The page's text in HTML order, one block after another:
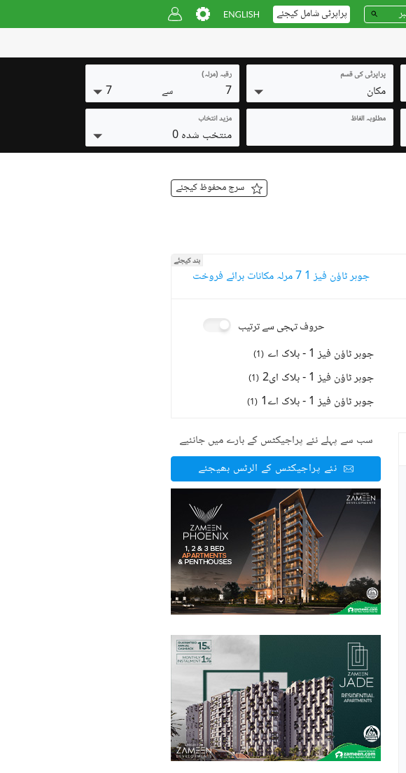
پراپرٹی شامل کیجئے
پراپرٹی کی قسم
مکان
رقبہ (مرلہ)
7 سے 7
مطلوبہ الفاظ مزید انتخاب
منتخب شدہ 0
سرچ محفوظ کیجئے
جوہر ٹاؤن فیز 1 7 مرلہ مکانات برائے فروخت
بند کیجئے
حروف تہجی سے ترتیب
جوہر ٹاؤن فیز 1 - بلاک اے (
1
)
جوہر ٹاؤن فیز 1 - بلاک ای2 (
1
)
جوہر ٹاؤن فیز 1 - بلاک اے1 (
1
)
سب سے پہلے نئے پراجیکٹس کے بارے میں جانئیے
نئے پراجیکٹس کے الرٹس بھیجئے